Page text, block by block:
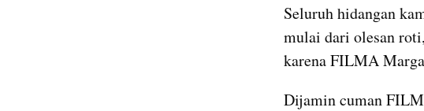
Seluruh hidangan
mulai dari olesan
karena FILMA
Dijamin cuman